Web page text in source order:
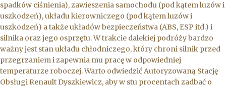
spadków ciśnienia), zawieszenia samochodu (pod kątem luzów i
uszkodzeń), układu kierowniczego (pod kątem luzów i
uszkodzeń) a także układów bezpieczeństwa (ABS, ESP itd.) i
silnika oraz jego osprzętu. W trakcie dalekiej podróży bardzo
ważny jest stan układu chłodniczego, który chroni silnik przed
przegrzaniem i zapewnia mu pracę w odpowiedniej
temperaturze roboczej. Warto odwiedzić Autoryzowaną Stację
Obsługi Renault Dyszkiewicz, aby w stu procentach zadbać o